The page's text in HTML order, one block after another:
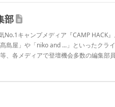
部
No.1キャンプメディア『CAMP HACK
島屋」や「niko and ...」といったクラ
、各メディアで登壇機会多数の編集部員